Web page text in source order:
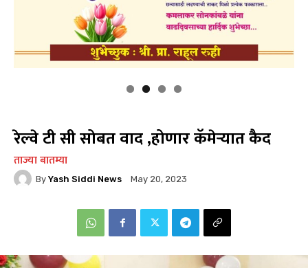
रेल्वे टी सी सोबत वाद ,होणार कॅमेऱ्यात कैद
ताज्या बातम्या
By Yash Siddi News May 20, 2023